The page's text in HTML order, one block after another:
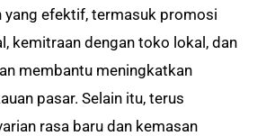
yang efektif, termasuk promosi
kemitraan dengan toko lokal, dan
membantu meningkatkan
pasar. Selain itu, terus
rasa baru dan kemasan